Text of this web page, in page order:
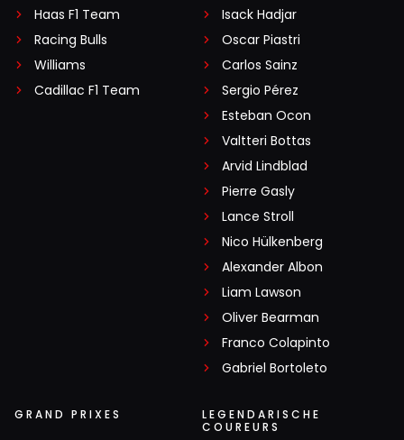
Haas F1 Team
Racing Bulls
Williams
Cadillac F1 Team
Isack Hadjar
Oscar Piastri
Carlos Sainz
Sergio Pérez
Esteban Ocon
Valtteri Bottas
Arvid Lindblad
Pierre Gasly
Lance Stroll
Nico Hülkenberg
Alexander Albon
Liam Lawson
Oliver Bearman
Franco Colapinto
Gabriel Bortoleto
GRAND PRIXES
LEGENDARISCHE
COUREURS